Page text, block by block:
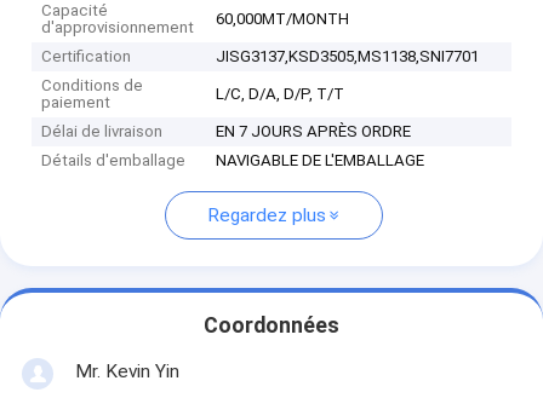
Capacité
d'approvisionnement
60,000MT/MONTH
Certification
JISG3137,KSD3505,MS1138,SNI7701
Conditions de
paiement
L/C, D/A, D/P, T/T
Délai de livraison
EN 7 JOURS APRÈS ORDRE
Détails d'emballage
NAVIGABLE DE L'EMBALLAGE
Regardez plus
Coordonnées
Mr. Kevin Yin